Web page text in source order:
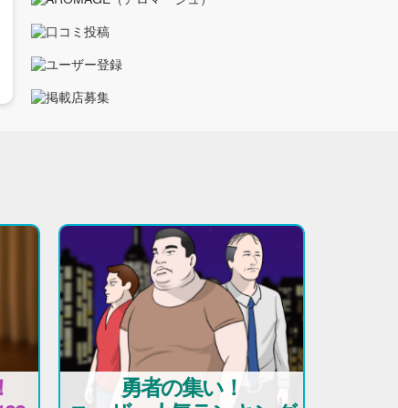
勇者の集い！